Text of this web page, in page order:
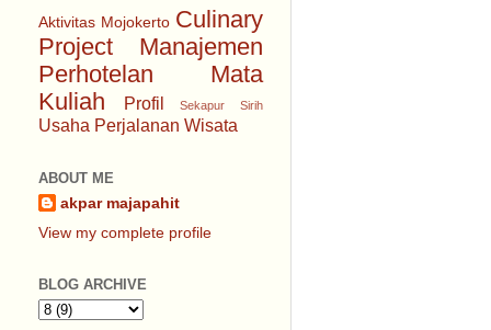
Aktivitas Mojokerto Culinary
Project
Manajemen
Perhotelan
Mata
Kuliah
Profil Sekapur Sirih
Usaha Perjalanan Wisata
ABOUT ME
akpar majapahit
View my complete profile
BLOG ARCHIVE